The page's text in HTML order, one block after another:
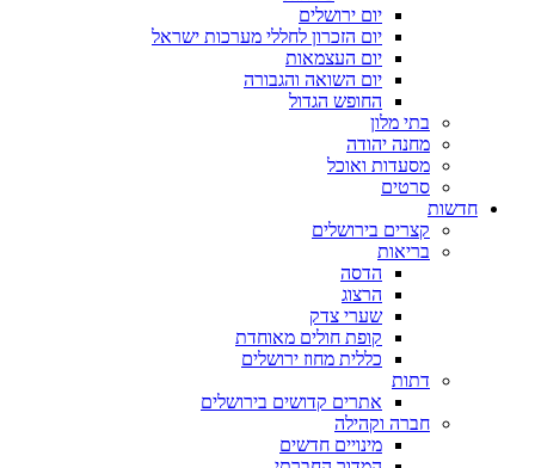
יום ירושלים
יום הזכרון לחללי מערכות ישראל
יום העצמאות
יום השואה והגבורה
החופש הגדול
בתי מלון
מחנה יהודה
מסעדות ואוכל
קצרים בירושלים
בריאות
שערי צדק
קופת חולים מאוחדת
כללית מחוז ירושלים
אתרים קדושים בירושלים
חברה וקהילה
מינויים חדשים